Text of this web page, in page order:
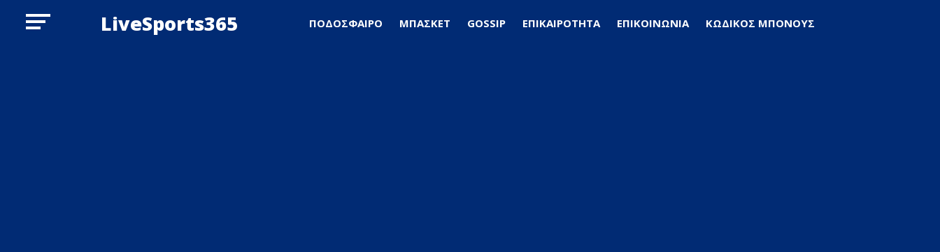
LiveSports365 ΠΟΔΟΣΦΑΙΡΟ ΜΠΑΣΚΕΤ GOSSIP ΕΠΙΚΑΙΡΟΤΗΤΑ ΕΠΙΚΟΙΝΩΝΙΑ ΚΩΔΙΚΟΣ ΜΠΟΝΟΥΣ